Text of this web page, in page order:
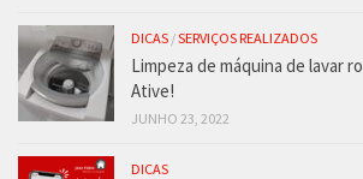
DICAS /SERVIÇOS REALIZADOS
Limpeza de máquina de lavar
Ative!
JUNHO 23, 2022
DICAS